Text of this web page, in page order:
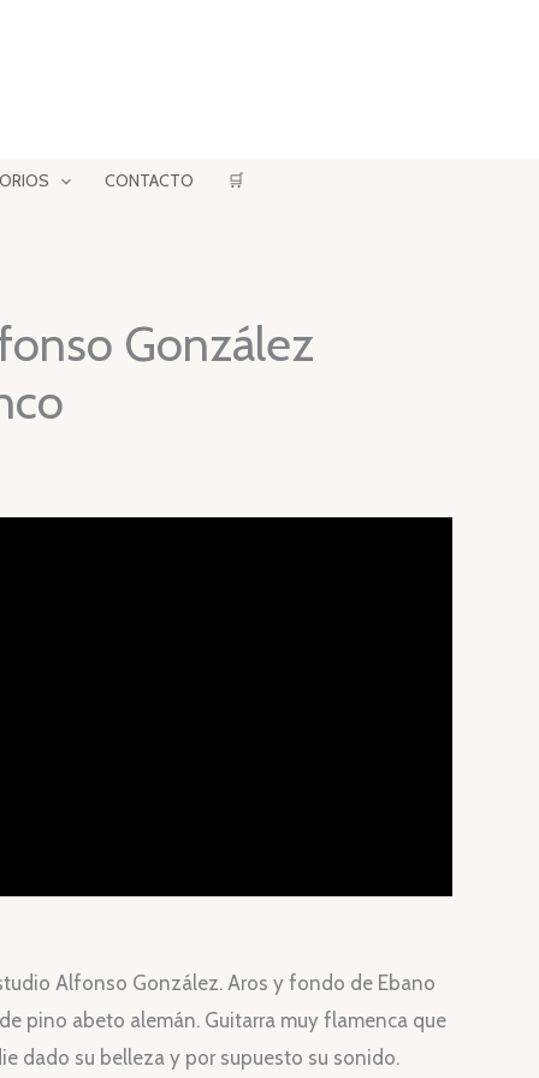
CONTACTO 🛒
González
Alfonso González. Aros y fondo de Ebano
pino abeto alemán. Guitarra muy flamenca que
dado su belleza y por supuesto su sonido.